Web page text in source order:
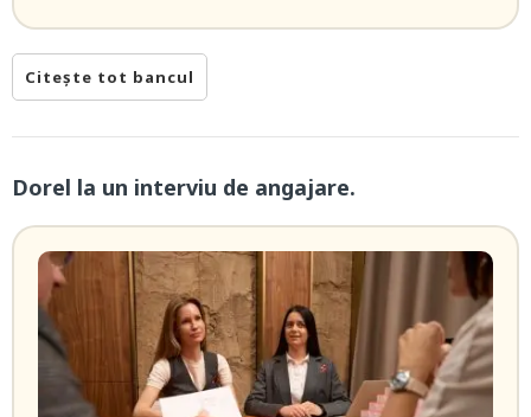
Citește tot bancul
Dorel la un interviu de angajare.